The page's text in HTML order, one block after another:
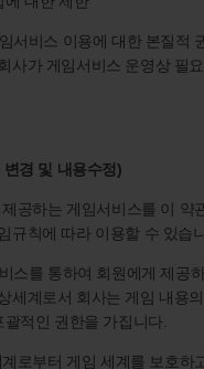
서비스 이용에 대한 본질적
사가 게임서비스 운영상 필
경 및 내용수정)
공하는 게임서비스를 이 약
규칙에 따라 이용할 수 있습
스를 통하여 회원에게 제공
세계로서 회사는 게임 내용
적인 권한을 가집니다.
로부터 게임 세계를 보호하